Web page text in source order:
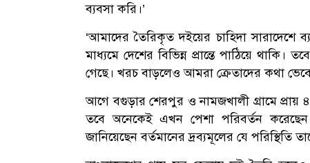
ব্যবসা করি।’
‘আমাদের তৈরিকৃত দইয়ের চাহিদা সারাদেশে
মাধ্যমে দেশের বিভিন্ন প্রান্তে পাঠিয়ে
গেছে। খরচ বাড়লেও আমরা ক্রেতাদের কথা ভেবে
আগে বগুড়ার শেরপুর ও নামজখালী গ্রামে প্রায়
তবে অনেকেই এখন পেশা পরিবর্তন
জানিয়েছেন বর্তমানের দ্রব্যমূলের যে